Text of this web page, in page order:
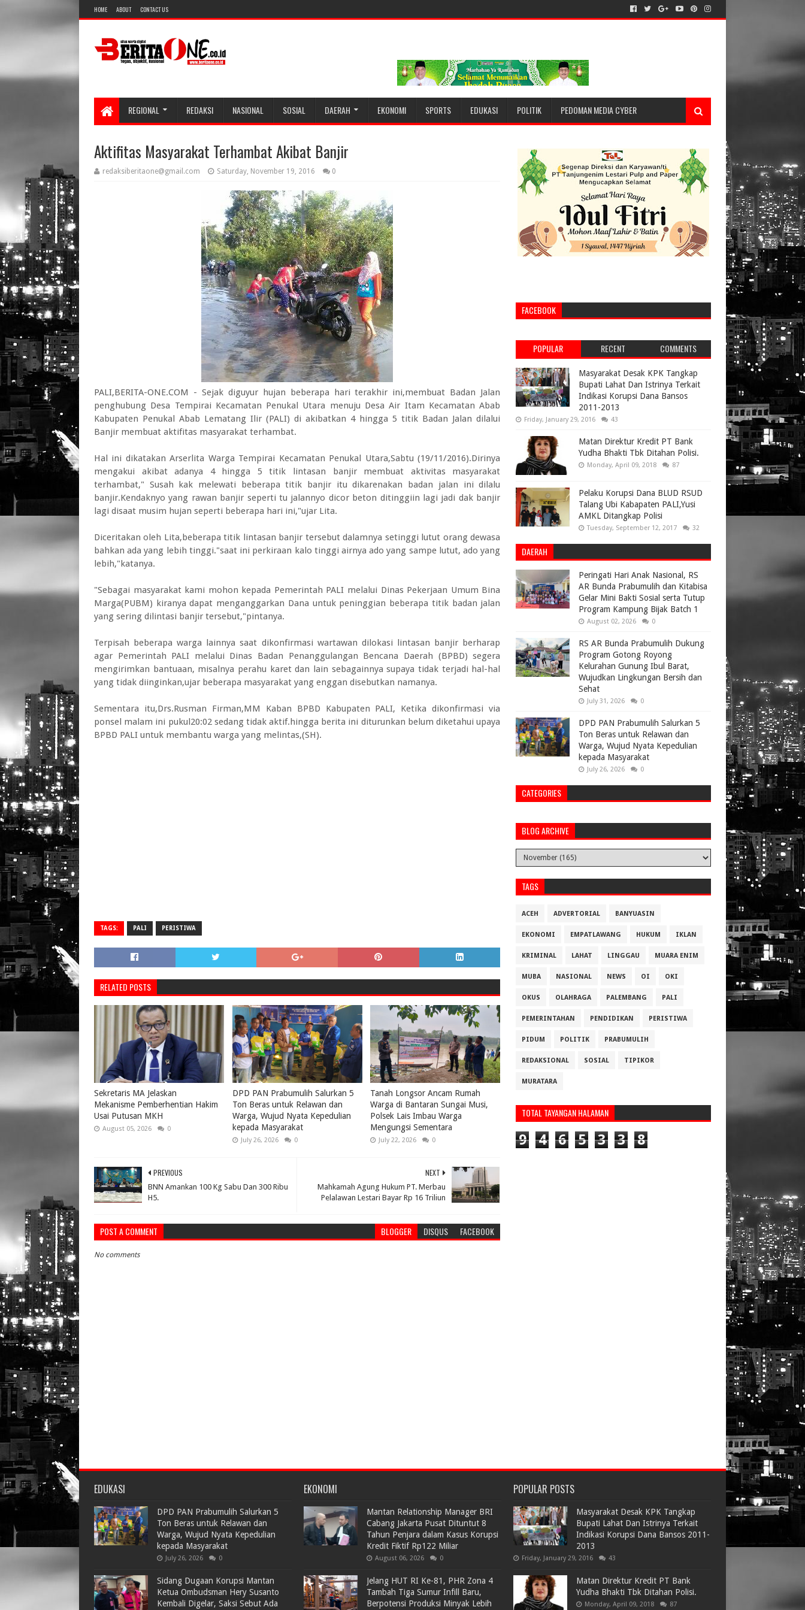
HOME ABOUT CONTACT US
REGIONAL REDAKSI NASIONAL SOSIAL DAERAH EKONOMI SPORTS EDUKASI POLITIK PEDOMAN MEDIA CYBER
Aktifitas Masyarakat Terhambat Akibat Banjir
redaksiberitaone@gmail.com Saturday, November 19, 2016 0
PALI,BERITA-ONE.COM - Sejak diguyur hujan beberapa hari terakhir ini,membuat Badan Jalan
penghubung Desa Tempirai Kecamatan Penukal Utara menuju Desa Air Itam Kecamatan Abab
Kabupaten Penukal Abab Lematang Ilir (PALI) di akibatkan 4 hingga 5 titik Badan Jalan dilalui
Banjir membuat aktifitas masyarakat terhambat.
Hal ini dikatakan Arserlita Warga Tempirai Kecamatan Penukal Utara,Sabtu (19/11/2016).Dirinya
mengakui akibat adanya 4 hingga 5 titik lintasan banjir membuat aktivitas masyarakat
terhambat," Susah kak melewati beberapa titik banjir itu dikarenakan badan jalan ini dilalu
banjir.Kendaknyo yang rawan banjir seperti tu jalannyo dicor beton ditinggiin lagi jadi dak banjir
lagi disaat musim hujan seperti beberapa hari ini,"ujar Lita.
Diceritakan oleh Lita,beberapa titik lintasan banjir tersebut dalamnya setinggi lutut orang dewasa
bahkan ada yang lebih tinggi."saat ini perkiraan kalo tinggi airnya ado yang sampe lutut, ado yang
lebih,"katanya.
"Sebagai masyarakat kami mohon kepada Pemerintah PALI melalui Dinas Pekerjaan Umum Bina
Marga(PUBM) kiranya dapat menganggarkan Dana untuk peninggian beberapa titik badan jalan
yang sering dilintasi banjir tersebut,"pintanya.
Terpisah beberapa warga lainnya saat dikonfirmasi wartawan dilokasi lintasan banjir berharap
agar Pemerintah PALI melalui Dinas Badan Penanggulangan Bencana Daerah (BPBD) segera
mengirimkan bantuaan, misalnya perahu karet dan lain sebagainnya supaya tidak terjadi hal-hal
yang tidak diinginkan,ujar beberapa masyarakat yang enggan disebutkan namanya.
Sementara itu,Drs.Rusman Firman,MM Kaban BPBD Kabupaten PALI, Ketika dikonfirmasi via
ponsel malam ini pukul20:02 sedang tidak aktif.hingga berita ini diturunkan belum diketahui upaya
BPBD PALI untuk membantu warga yang melintas,(SH).
TAGS: PALI PERISTIWA
RELATED POSTS
Sekretaris MA Jelaskan
Mekanisme Pemberhentian Hakim
Usai Putusan MKH
August 05, 2026 0
DPD PAN Prabumulih Salurkan 5
Ton Beras untuk Relawan dan
Warga, Wujud Nyata Kepedulian
kepada Masyarakat
July 26, 2026 0
Tanah Longsor Ancam Rumah
Warga di Bantaran Sungai Musi,
Polsek Lais Imbau Warga
Mengungsi Sementara
July 22, 2026 0
NEXT
Mahkamah Agung Hukum PT. Merbau
Pelalawan Lestari Bayar Rp 16 Triliun
PREVIOUS
BNN Amankan 100 Kg Sabu Dan 300 Ribu
H5.
POST A COMMENT BLOGGER DISQUS FACEBOOK
No comments
FACEBOOK
POPULAR RECENT COMMENTS
Masyarakat Desak KPK Tangkap
Bupati Lahat Dan Istrinya Terkait
Indikasi Korupsi Dana Bansos
2011-2013
Friday, January 29, 2016 43
Matan Direktur Kredit PT Bank
Yudha Bhakti Tbk Ditahan Polisi.
Monday, April 09, 2018 87
Pelaku Korupsi Dana BLUD RSUD
Talang Ubi Kabapaten PALI,Yusi
AMKL Ditangkap Polisi
Tuesday, September 12, 2017 32
DAERAH
Peringati Hari Anak Nasional, RS
AR Bunda Prabumulih dan Kitabisa
Gelar Mini Bakti Sosial serta Tutup
Program Kampung Bijak Batch 1
August 02, 2026 0
RS AR Bunda Prabumulih Dukung
Program Gotong Royong
Kelurahan Gunung Ibul Barat,
Wujudkan Lingkungan Bersih dan
Sehat
July 31, 2026 0
DPD PAN Prabumulih Salurkan 5
Ton Beras untuk Relawan dan
Warga, Wujud Nyata Kepedulian
kepada Masyarakat
July 26, 2026 0
CATEGORIES
BLOG ARCHIVE
TAGS
ACEH ADVERTORIAL BANYUASIN
EKONOMI EMPATLAWANG HUKUM IKLAN
KRIMINAL LAHAT LINGGAU MUARA ENIM
MUBA NASIONAL NEWS OI OKI
OKUS OLAHRAGA PALEMBANG PALI
PEMERINTAHAN PENDIDIKAN PERISTIWA
PIDUM POLITIK PRABUMULIH
REDAKSIONAL SOSIAL TIPIKOR
MURATARA
TOTAL TAYANGAN HALAMAN
9 4 6 5 3 3 8
EDUKASI
DPD PAN Prabumulih Salurkan 5
Ton Beras untuk Relawan dan
Warga, Wujud Nyata Kepedulian
kepada Masyarakat
July 26, 2026 0
Sidang Dugaan Korupsi Mantan
Ketua Ombudsman Hery Susanto
Kembali Digelar, Saksi Sebut Ada
EKONOMI
Mantan Relationship Manager BRI
Cabang Jakarta Pusat Dituntut 8
Tahun Penjara dalam Kasus Korupsi
Kredit Fiktif Rp122 Miliar
August 06, 2026 0
Jelang HUT RI Ke-81, PHR Zona 4
Tambah Tiga Sumur Infill Baru,
Berpotensi Produksi Minyak Lebih
POPULAR POSTS
Masyarakat Desak KPK Tangkap
Bupati Lahat Dan Istrinya Terkait
Indikasi Korupsi Dana Bansos 2011-
2013
Friday, January 29, 2016 43
Matan Direktur Kredit PT Bank
Yudha Bhakti Tbk Ditahan Polisi.
Monday, April 09, 2018 87